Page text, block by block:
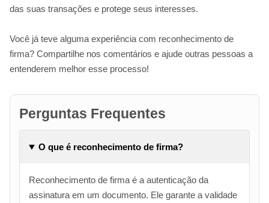
das suas transações e protege seus interesses.
Você já teve alguma experiência com reconhecimento de
firma? Compartilhe nos comentários e ajude outras pessoas a
entenderem melhor esse processo!
Perguntas Frequentes
O que é reconhecimento de firma?
Reconhecimento de firma é a autenticação da
assinatura em um documento. Ele garante a validade